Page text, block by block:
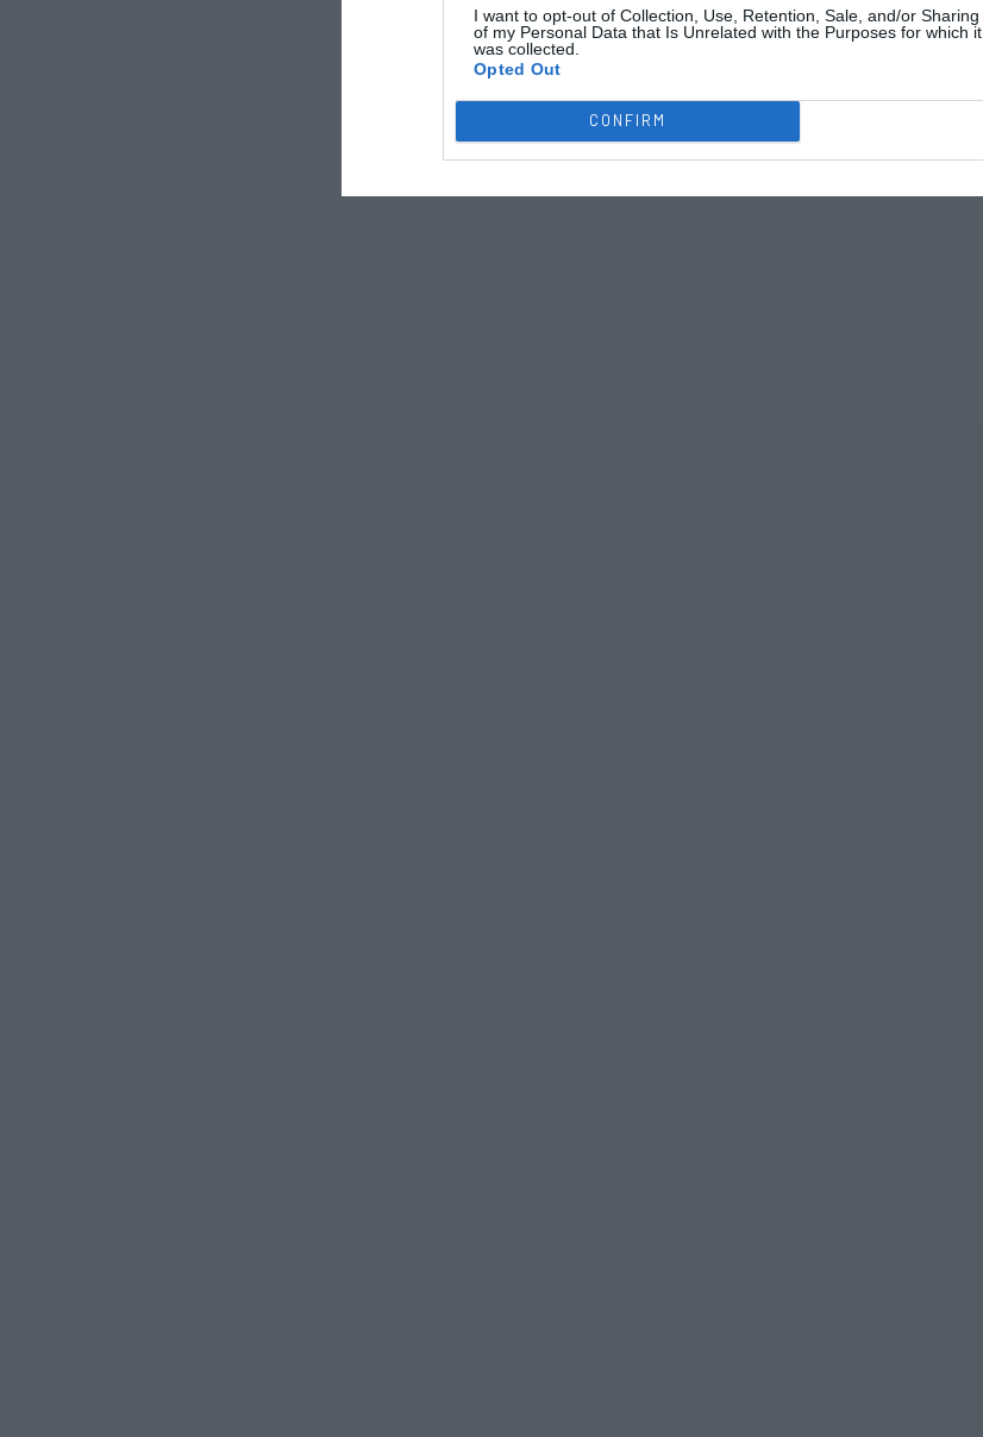
I want to opt-out of Collection, Use, Retention, Sale, and/or Sharing
of my Personal Data that Is Unrelated with the Purposes for which it
was collected.
Opted Out
CONFIRM